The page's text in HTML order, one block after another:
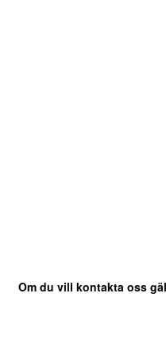
Om du vill kontakta oss